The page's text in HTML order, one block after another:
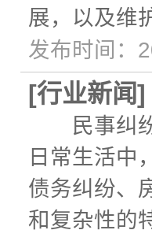
展，以及
发布时间：
[行业新闻]
民事纠纷
日常生活中
债务纠纷、
和复杂性的